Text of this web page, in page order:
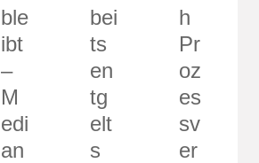
ble
ibt
–
M
edi
an
bei
ts
en
tg
elt
s
h
Pr
oz
es
sv
er